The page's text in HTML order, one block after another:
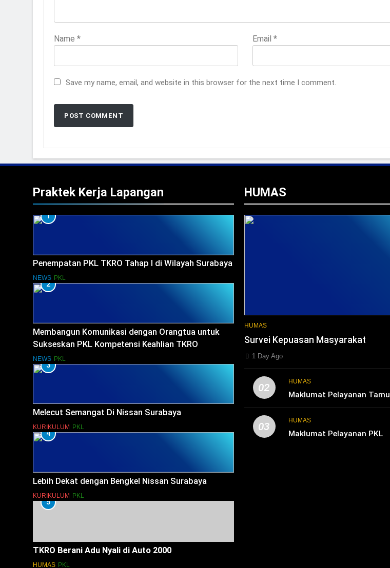
Name * Email*
Save my name, email, and website in this browser for the next time I comment.
Praktek Kerja Lapangan
1
Penempatan PKL TKRO Tahap I di Wilayah Surabaya
NEWS PKL
2
Membangun Komunikasi dengan Orangtua untuk
Sukseskan PKL Kompetensi Keahlian TKRO
NEWS PKL
3
Melecut Semangat Di Nissan Surabaya
KURIKULUM PKL
4
Lebih Dekat dengan Bengkel Nissan Surabaya
KURIKULUM PKL
5
TKRO Berani Adu Nyali di Auto 2000
HUMAS PKL
HUMAS
HUMAS
Survei Kepuasan Masyarakat
1 Day Ago
02 HUMAS
Maklumat Pelayanan Tamu
03 HUMAS
Maklumat Pelayanan PKL